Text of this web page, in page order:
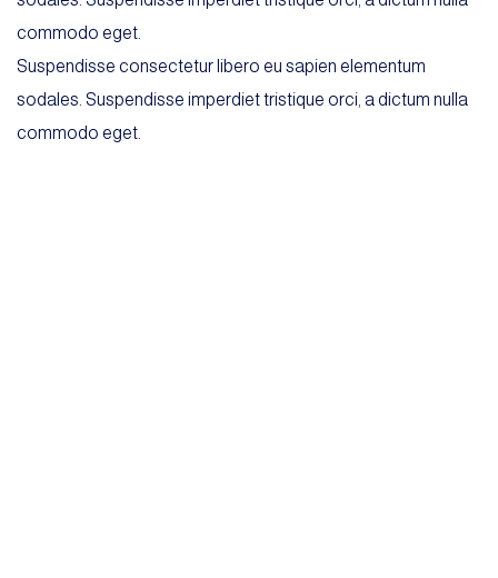
commodo eget.
Suspendisse consectetur libero eu sapien elementum
sodales. Suspendisse imperdiet tristique orci, a dictum nulla
commodo eget.